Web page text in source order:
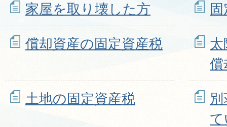
家屋を取り壊した方
償却資産の固定資産税
太
償
土地の固定資産税